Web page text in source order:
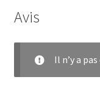
Avis
Il n’y a